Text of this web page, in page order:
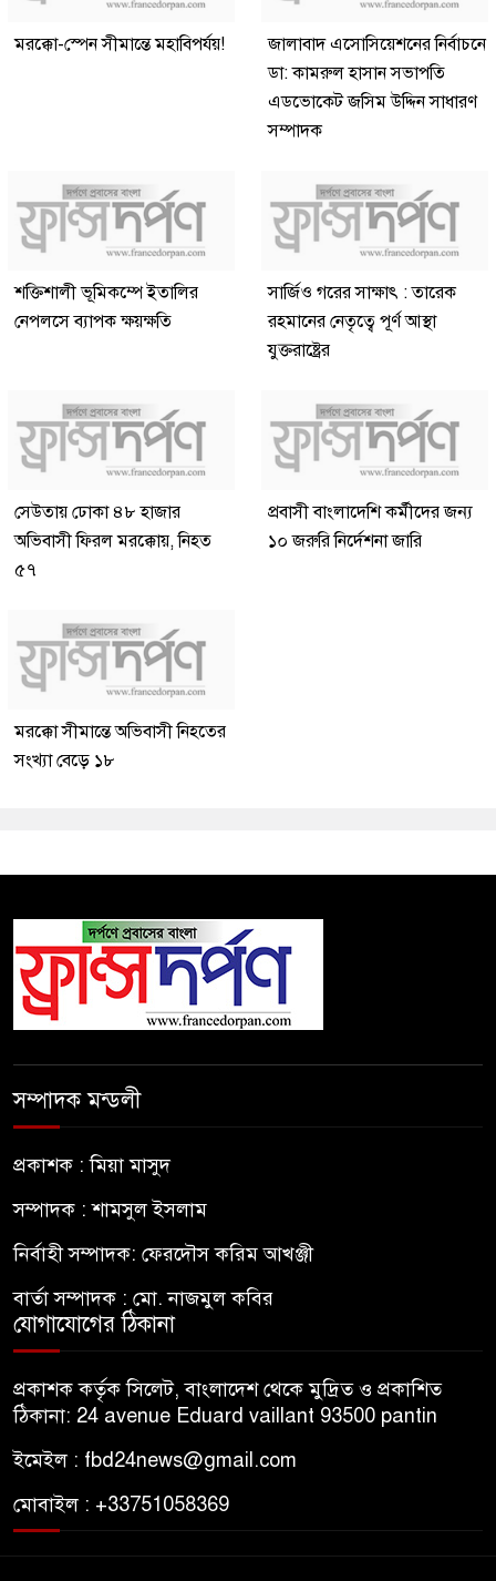
মরক্কো-স্পেন সীমান্তে মহাবিপর্যয়!
জালাবাদ এসোসিয়েশনের নির্বাচনে
ডা: কামরুল হাসান সভাপতি
এডভোকেট জসিম উদ্দিন সাধারণ
সম্পাদক
শক্তিশালী ভূমিকম্পে ইতালির
নেপলসে ব্যাপক ক্ষয়ক্ষতি
সার্জিও গরের সাক্ষাৎ : তারেক
রহমানের নেতৃত্বে পূর্ণ আস্থা
যুক্তরাষ্ট্রের
সেউতায় ঢোকা ৪৮ হাজার
অভিবাসী ফিরল মরক্কোয়, নিহত
৫৭
প্রবাসী বাংলাদেশি কর্মীদের জন্য
১০ জরুরি নির্দেশনা জারি
মরক্কো সীমান্তে অভিবাসী নিহতের
সংখ্যা বেড়ে ১৮
সম্পাদক মন্ডলী
প্রকাশক : মিয়া মাসুদ
সম্পাদক : শামসুল ইসলাম
নির্বাহী সম্পাদক: ফেরদৌস করিম আখঞ্জী
বার্তা সম্পাদক : মো. নাজমুল কবির
যোগাযোগের ঠিকানা
প্রকাশক কর্তৃক সিলেট, বাংলাদেশ থেকে মুদ্রিত ও প্রকাশিত
ঠিকানা: 24 avenue Eduard vaillant 93500 pantin
ইমেইল : fbd24news@gmail.com
মোবাইল : +33751058369